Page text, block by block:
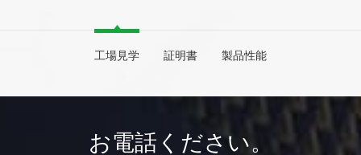
工場見学 証明書 製品性能
お電話ください。